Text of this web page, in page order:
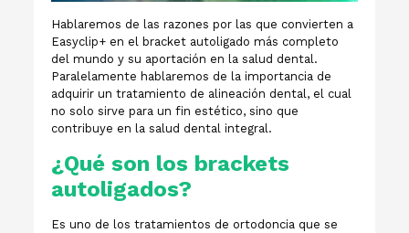
Hablaremos de las razones por las que convierten a
Easyclip+ en el bracket autoligado más completo
del mundo y su aportación en la salud dental.
Paralelamente hablaremos de la importancia de
adquirir un tratamiento de alineación dental, el cual
no solo sirve para un fin estético, sino que
contribuye en la salud dental integral.
¿Qué son los brackets
autoligados?
Es uno de los tratamientos de ortodoncia que se